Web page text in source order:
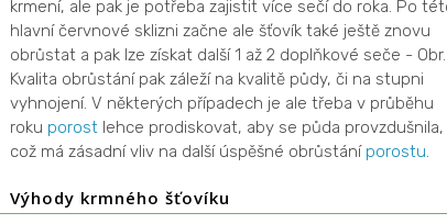
krmení, ale pak je potřeba zajistit více sečí do roka. Po
hlavní červnové sklizni začne ale šťovík také ještě znovu
obrůstat a pak lze získat další 1 až 2 doplňkové seče -
Kvalita obrůstání pak záleží na kvalitě půdy, či na stupni
vyhnojení. V některých případech je ale třeba v průběhu
roku porostlehce prodiskovat, aby se půda provzdušnila,
což má zásadní vliv na další úspěšné obrůstání porostu.
Výhody krmného šťovíku